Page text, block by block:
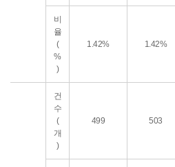
비
율
(
%
)
1.42% 1.42%
건
수
(
개
)
499 503